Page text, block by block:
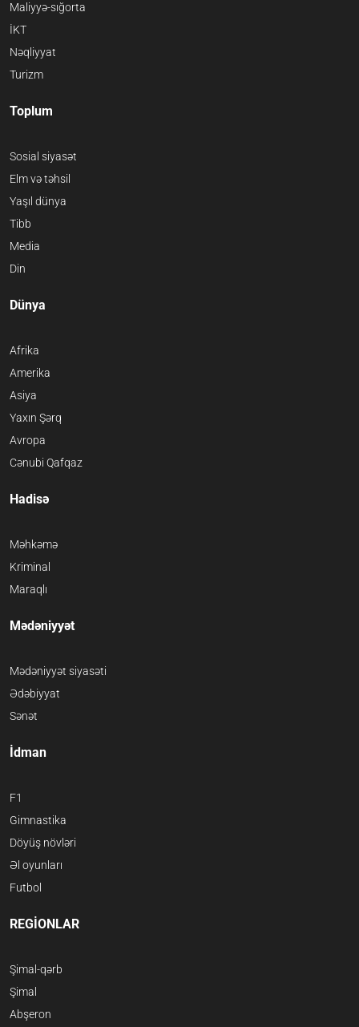
Maliyyə-sığorta
İKT
Nəqliyyat
Turizm
Toplum
Sosial siyasət
Elm və təhsil
Yaşıl dünya
Tibb
Media
Din
Dünya
Afrika
Amerika
Asiya
Yaxın Şərq
Avropa
Cənubi Qafqaz
Hadisə
Məhkəmə
Kriminal
Maraqlı
Mədəniyyət
Mədəniyyət siyasəti
Ədəbiyyat
Sənət
İdman
F1
Gimnastika
Döyüş növləri
Əl oyunları
Futbol
REGİONLAR
Şimal-qərb
Şimal
Abşeron